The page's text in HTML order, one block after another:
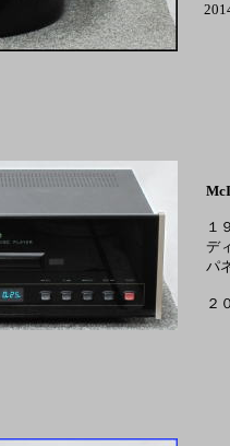
１
デ
パ
２